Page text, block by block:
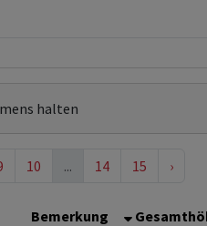
halten
10 ... 14 15 ›
Bemerkung